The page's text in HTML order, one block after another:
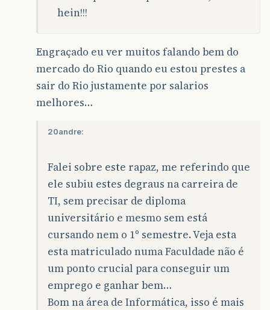
hein!!!
Engraçado eu ver muitos falando bem do
mercado do Rio quando eu estou prestes a
sair do Rio justamente por salarios
melhores…
20andre:
Falei sobre este rapaz, me referindo que
ele subiu estes degraus na carreira de
TI, sem precisar de diploma
universitário e mesmo sem está
cursando nem o 1º semestre. Veja esta
esta matriculado numa Faculdade não é
um ponto crucial para conseguir um
emprego e ganhar bem…
Bom na área de Informática, isso é mais